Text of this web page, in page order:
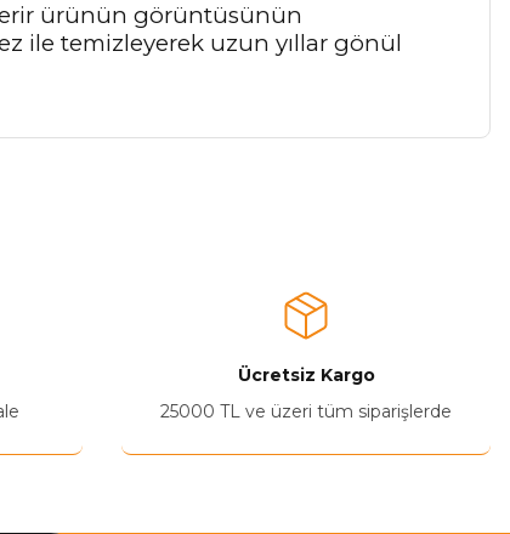
ürünün görüntüsünün
ile temizleyerek uzun yıllar gönül
Ücretsiz Kargo
25000 TL ve üzeri tüm siparişlerde